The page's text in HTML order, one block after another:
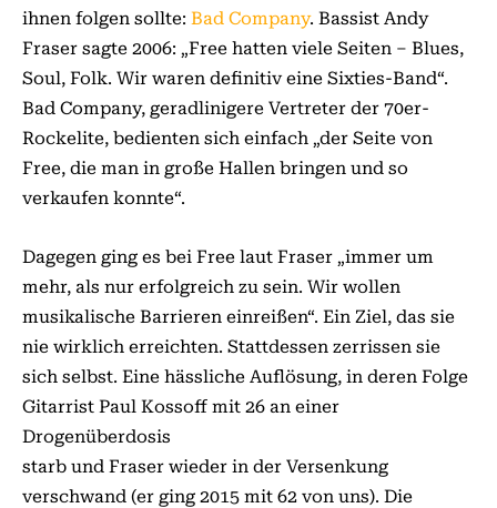
ihnen folgen sollte: Bad Company. Bassist Andy
Fraser sagte 2006: „Free hatten viele Seiten – Blues,
Soul, Folk. Wir waren definitiv eine Sixties-Band“.
Bad Company, geradlinigere Vertreter der 70er-
Rockelite, bedienten sich einfach „der Seite von
Free, die man in große Hallen bringen und so
verkaufen konnte“.
Dagegen ging es bei Free laut Fraser „immer um
mehr, als nur erfolgreich zu sein. Wir wollen
musikalische Barrieren einreißen“. Ein Ziel, das sie
nie wirklich erreichten. Stattdessen zerrissen sie
sich selbst. Eine hässliche Auflösung, in deren Folge
Gitarrist Paul Kossoff mit 26 an einer
Drogenüberdosis
starb und Fraser wieder in der Versenkung
verschwand (er ging 2015 mit 62 von uns). Die